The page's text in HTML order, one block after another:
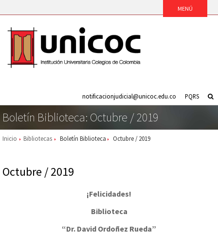
PQRS
notificacionjudicial@unicoc.edu.co
Boletín Biblioteca: Octubre / 2019
Inicio Bibliotecas Boletín Biblioteca Octubre / 2019
Octubre / 2019
¡Felicidades!
Biblioteca
“Dr. David Ordoñez Rueda”